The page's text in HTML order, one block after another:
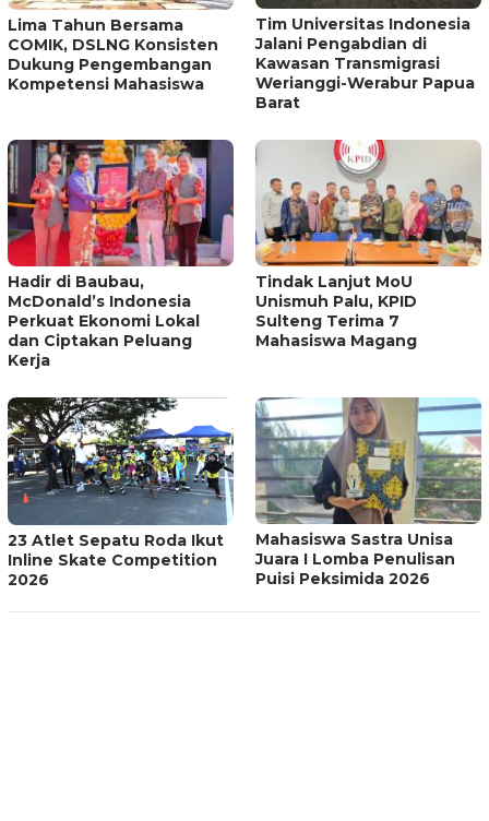
Lima Tahun Bersama
COMIK, DSLNG Konsisten
Dukung Pengembangan
Kompetensi Mahasiswa
Tim Universitas Indonesia
Jalani Pengabdian di
Kawasan Transmigrasi
Werianggi-Werabur Papua
Barat
Hadir di Baubau,
McDonald’s Indonesia
Perkuat Ekonomi Lokal
dan Ciptakan Peluang
Kerja
Tindak Lanjut MoU
Unismuh Palu, KPID
Sulteng Terima 7
Mahasiswa Magang
23 Atlet Sepatu Roda Ikut
Inline Skate Competition
2026
Mahasiswa Sastra Unisa
Juara I Lomba Penulisan
Puisi Peksimida 2026